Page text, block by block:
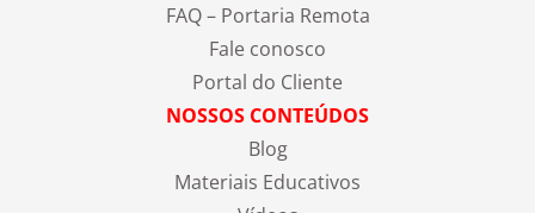
FAQ – Portaria Remota
Fale conosco
Portal do Cliente
NOSSOS CONTEÚDOS
Blog
Materiais Educativos